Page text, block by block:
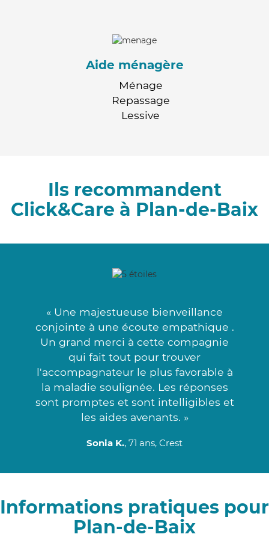
Aide ménagère
Ménage
Repassage
Lessive
Ils recommandent
Click&Care à Plan-de-Baix
« Une majestueuse bienveillance
conjointe à une écoute empathique .
Un grand merci à cette compagnie
qui fait tout pour trouver
l'accompagnateur le plus favorable à
la maladie soulignée. Les réponses
sont promptes et sont intelligibles et
les aides avenants. »
Sonia K., 71 ans, Crest
Informations pratiques pour
Plan-de-Baix